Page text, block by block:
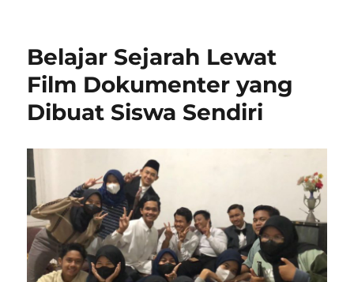
Belajar Sejarah Lewat
Film Dokumenter yang
Dibuat Siswa Sendiri